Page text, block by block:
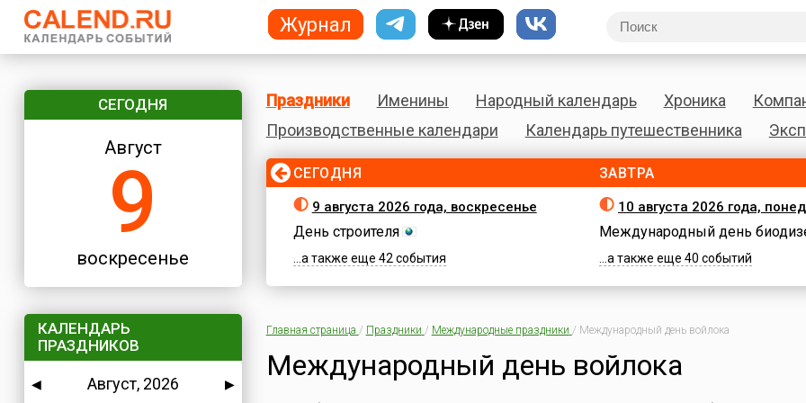
СЕГОДНЯ
Август
9
воскресенье
КАЛЕНДАРЬ
ПРАЗДНИКОВ
◀ Август, 2026
▶
Праздники Именины Народный календарь Хроника
Производственные календари
Календарь путешественника
СЕГОДНЯ
9 августа 2026 года, воскресенье
День строителя
...а также еще 42 события
ЗАВТРА
10 августа 2026 года,
Международный день
...а также еще 40 событий
Главная страница / Праздники / Международные праздники / Международный день войлока
Международный день войлока
Журнал